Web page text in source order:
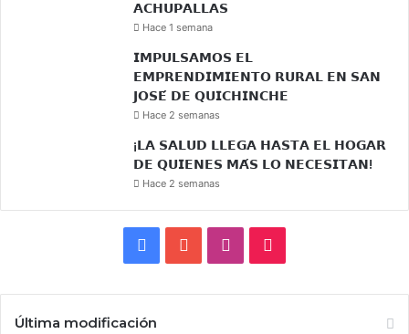
𝗔𝗖𝗛𝗨𝗣𝗔𝗟𝗟𝗔𝗦
Hace 1 semana
𝗜𝗠𝗣𝗨𝗟𝗦𝗔𝗠𝗢𝗦 𝗘𝗟
𝗘𝗠𝗣𝗥𝗘𝗡𝗗𝗜𝗠𝗜𝗘𝗡𝗧𝗢 𝗥𝗨𝗥𝗔𝗟 𝗘𝗡 𝗦𝗔𝗡
𝗝𝗢𝗦𝗘́ 𝗗𝗘 𝗤𝗨𝗜𝗖𝗛𝗜𝗡𝗖𝗛𝗘
Hace 2 semanas
¡𝗟𝗔 𝗦𝗔𝗟𝗨𝗗 𝗟𝗟𝗘𝗚𝗔 𝗛𝗔𝗦𝗧𝗔 𝗘𝗟 𝗛𝗢𝗚𝗔𝗥
𝗗𝗘 𝗤𝗨𝗜𝗘𝗡𝗘𝗦 𝗠𝗔́𝗦 𝗟𝗢 𝗡𝗘𝗖𝗘𝗦𝗜𝗧𝗔𝗡!
Hace 2 semanas
FacebookYouTubeInstagram
Última modificación